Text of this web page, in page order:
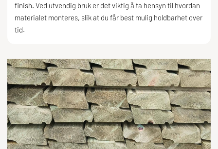
finish. Ved utvendig bruk er det viktig å ta hensyn til hvordan
materialet monteres, slik at du får best mulig holdbarhet over
tid.